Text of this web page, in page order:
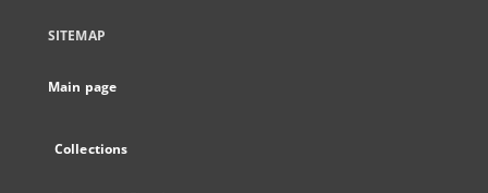
SITEMAP
Main page
Collections